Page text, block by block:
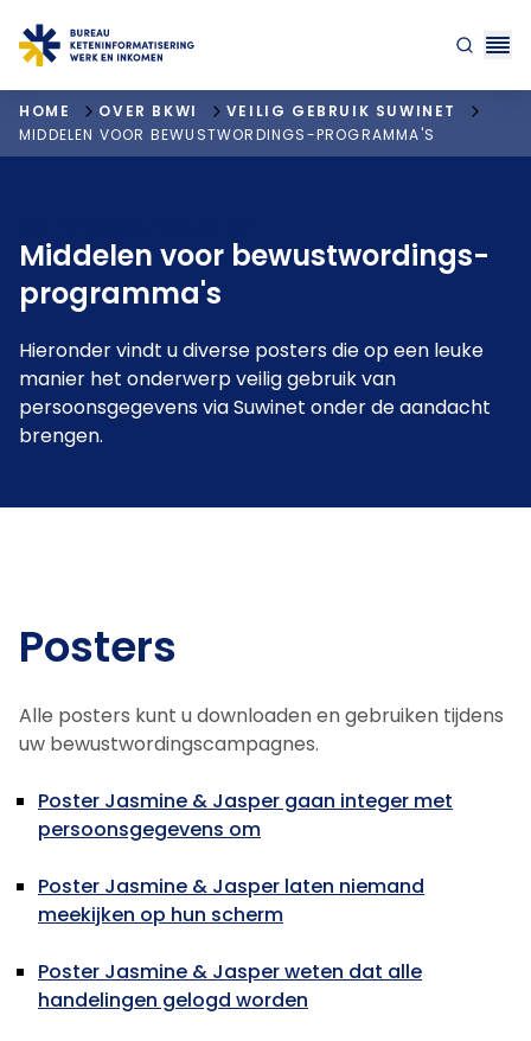
"ga naar homepagina"
HOME OVER BKWI
VEILIG GEBRUIK SUWINET
MIDDELEN VOOR BEWUSTWORDINGS-PROGRAMMA'S
Middelen voor bewustwordings-
programma's
Hieronder vindt u diverse posters die op een leuke
manier het onderwerp veilig gebruik van
persoonsgegevens via Suwinet onder de aandacht
brengen.
Posters
Alle posters kunt u downloaden en gebruiken tijdens
uw bewustwordingscampagnes.
Poster Jasmine & Jasper gaan integer met
persoonsgegevens om
Poster Jasmine & Jasper laten niemand
meekijken op hun scherm
Poster Jasmine & Jasper weten dat alle
handelingen gelogd worden